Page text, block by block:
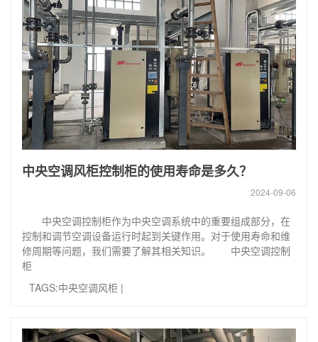
中央空调风柜控制柜的使用寿命是多久？
2024-09-06
中央空调控制柜作为中央空调系统中的重要组成部分，在
控制和调节空调设备运行时起到关键作用。对于使用寿命和维
修周期等问题，我们需要了解其相关知识。 中央空调控制
柜
TAGS:中央空调风柜 |